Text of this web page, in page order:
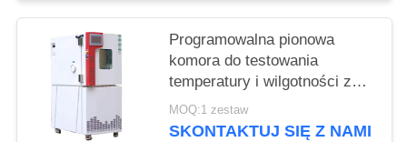
Programowalna pionowa
komora do testowania
temperatury i wilgotności z
kontrolerem ekranu
dotykowego
MOQ:1 zestaw
SKONTAKTUJ SIĘ Z NAMI